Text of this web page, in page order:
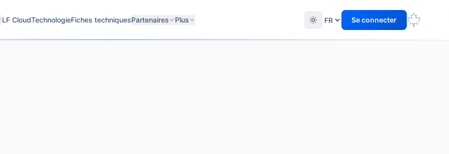
LF CloudTechnologieFiches techniquesPartenaires Plus Se connecter